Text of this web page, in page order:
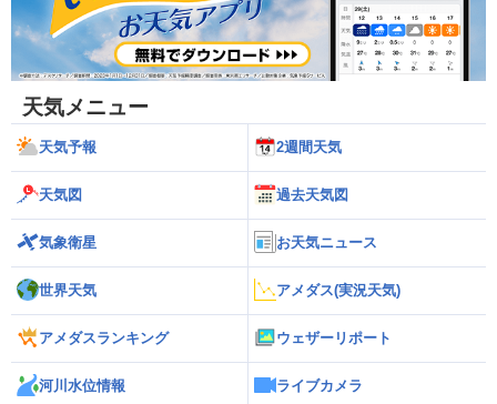
天気メニュー
天気予報 2週間天気
天気図 過去天気図
気象衛星 お天気ニュース
世界天気 アメダス(実況天気)
アメダスランキング ウェザーリポート
河川水位情報 ライブカメラ